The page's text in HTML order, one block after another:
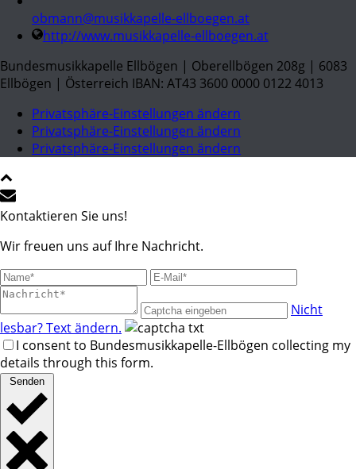
obmann@musikkapelle-ellboegen.at
http://www.musikkapelle-ellboegen.at
Bundesmusikkapelle Ellbögen | Oberellbögen 208g | 6083
Ellbögen | Österreich IBAN: AT43 3600 0000 0122 4013
Privatsphäre-Einstellungen ändern
Privatsphäre-Einstellungen ändern
Privatsphäre-Einstellungen ändern
Kontaktieren Sie uns!
Wir freuen uns auf Ihre Nachricht.
Nicht
lesbar? Text ändern.
I consent to Bundesmusikkapelle-Ellbögen collecting my
details through this form.
Senden